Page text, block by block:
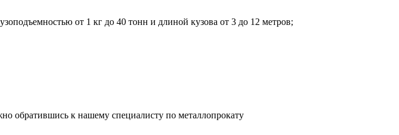
от 1 кг до 40 тонн и длиной кузова от 3 до 12 метров;
обратившись к нашему специалисту по металлопрокату